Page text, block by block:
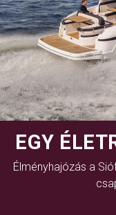
EGY
Élményhajózás a